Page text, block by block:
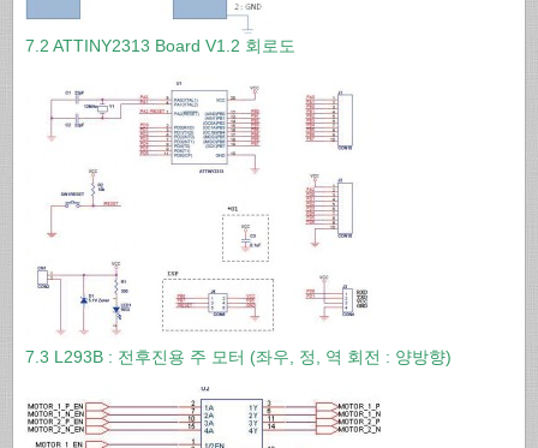
7.2 ATTINY2313 Board V1.2 회로도
7.3 L293B : 전후진용 주 모터 (좌우, 정, 역 회전 : 양방향)